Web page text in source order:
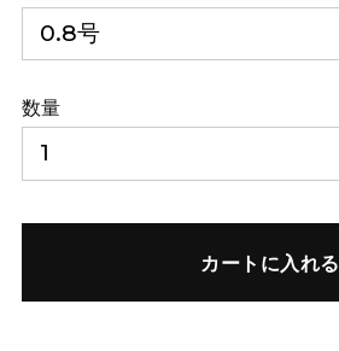
数量
カートに入れる